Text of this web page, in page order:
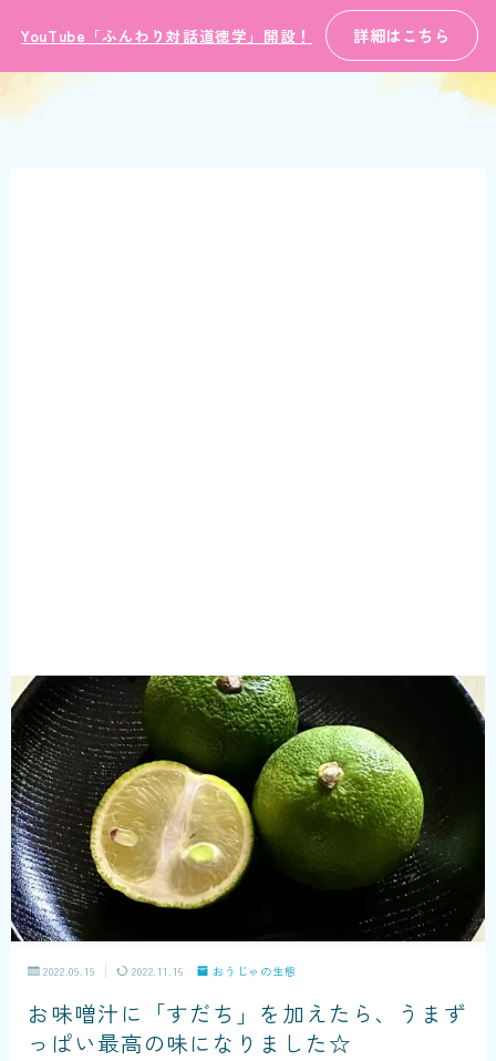
YouTube「ふんわり対話道徳学」開設！ 詳細はこちら
2022.09.19 2022.11.16 おうじゃの生態
お味噌汁に「すだち」を加えたら、うまず
っぱい最高の味になりました☆